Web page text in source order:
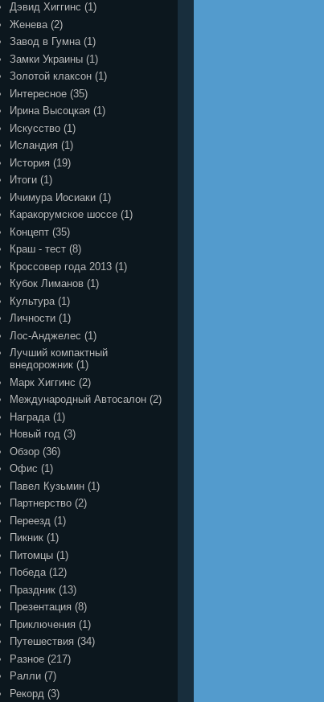
Дэвид Хиггинс (1)
Женева (2)
Завод в Гумна (1)
Замки Украины (1)
Золотой клаксон (1)
Интересное (35)
Ирина Высоцкая (1)
Искусство (1)
Исландия (1)
История (19)
Итоги (1)
Ичимура Иосиаки (1)
Каракорумское шоссе (1)
Концепт (35)
Краш - тест (8)
Кроссовер года 2013 (1)
Кубок Лиманов (1)
Культура (1)
Личности (1)
Лос-Анджелес (1)
Лучший компактный
внедорожник (1)
Марк Хиггинс (2)
Международный Автосалон (2)
Награда (1)
Новый год (3)
Обзор (36)
Офис (1)
Павел Кузьмин (1)
Партнерство (2)
Переезд (1)
Пикник (1)
Питомцы (1)
Победа (12)
Праздник (13)
Презентация (8)
Приключения (1)
Путешествия (34)
Разное (217)
Ралли (7)
Рекорд (3)